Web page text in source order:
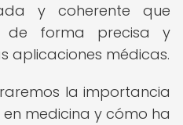
y coherente que
de forma precisa y
aplicaciones médicas.
la importancia
medicina y cómo ha